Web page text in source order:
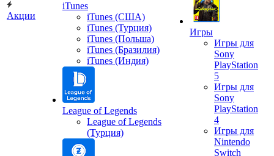
Акции
iTunes
iTunes (США)
iTunes (Турция)
iTunes (Польша)
iTunes (Бразилия)
iTunes (Индия)
League of Legends
League of Legends
(Турция)
Игры
Игры для
Sony
PlayStation
5
Игры для
Sony
PlayStation
4
Игры для
Nintendo
Switch